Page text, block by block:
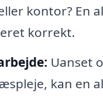
kontor? En
korrekt.
Uanset
kan en